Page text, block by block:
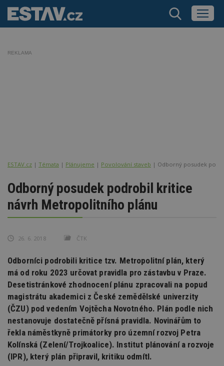
REKLAMA
ESTAV.cz Témata Plánujeme Povolování staveb Odborný posudek
Odborný posudek podrobil kritice
návrh Metropolitního plánu
26. 6. 2018 ČTK
Odborníci podrobili kritice tzv. Metropolitní plán, který
má od roku 2023 určovat pravidla pro zástavbu v Praze.
Desetistránkové zhodnocení plánu zpracovali na popud
magistrátu akademici z České zemědělské univerzity
(ČZU) pod vedením Vojtěcha Novotného. Plán podle nich
nestanovuje dostatečně přísná pravidla. Novinářům to
řekla náměstkyně primátorky pro územní rozvoj Petra
Kolínská (Zelení/Trojkoalice). Institut plánování a rozvoje
(IPR), který plán připravil, kritiku odmítl.